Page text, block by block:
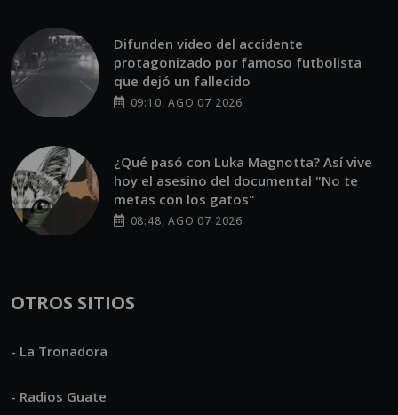
Difunden video del accidente
protagonizado por famoso futbolista
que dejó un fallecido
09:10, AGO 07 2026
¿Qué pasó con Luka Magnotta? Así vive
hoy el asesino del documental "No te
metas con los gatos"
08:48, AGO 07 2026
OTROS SITIOS
- La Tronadora
- Radios Guate